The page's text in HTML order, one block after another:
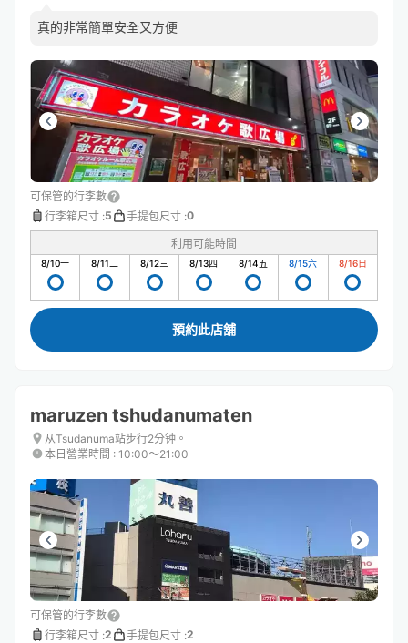
真的非常簡單安全又方便
可保管的行李數
行李箱尺寸 :5 手提包尺寸 :0
利用可能時間
8/10一 8/11二 8/12三 8/13四 8/14五 8/15六 8/16日
預約此店舖
maruzen tshudanumaten
从Tsudanuma站步行2分钟。
本日營業時間 : 10:00〜21:00
可保管的行李數
行李箱尺寸 :2 手提包尺寸 :2